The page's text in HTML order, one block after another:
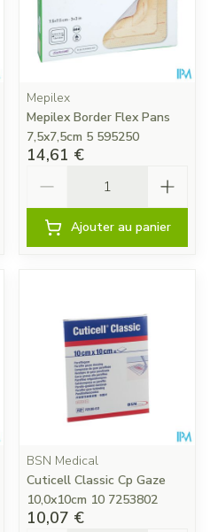
Mepilex
Mepilex Border Flex Pans
7,5x7,5cm 5 595250
14,61 €
Ajouter au panier
BSN Medical
Cuticell Classic Cp Gaze
10,0x10cm 10 7253802
10,07 €